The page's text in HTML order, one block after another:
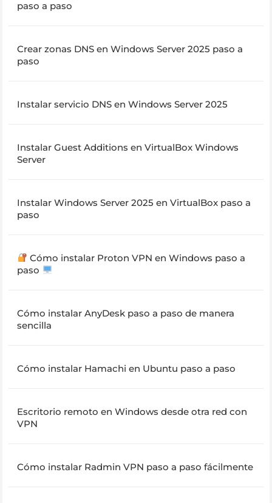
paso a paso
Crear zonas DNS en Windows Server 2025 paso a
paso
Instalar servicio DNS en Windows Server 2025
Instalar Guest Additions en VirtualBox Windows
Server
Instalar Windows Server 2025 en VirtualBox paso a
paso
Cómo instalar Proton VPN en Windows paso a
paso
Cómo instalar AnyDesk paso a paso de manera
sencilla
Cómo instalar Hamachi en Ubuntu paso a paso
Escritorio remoto en Windows desde otra red con
VPN
Cómo instalar Radmin VPN paso a paso fácilmente